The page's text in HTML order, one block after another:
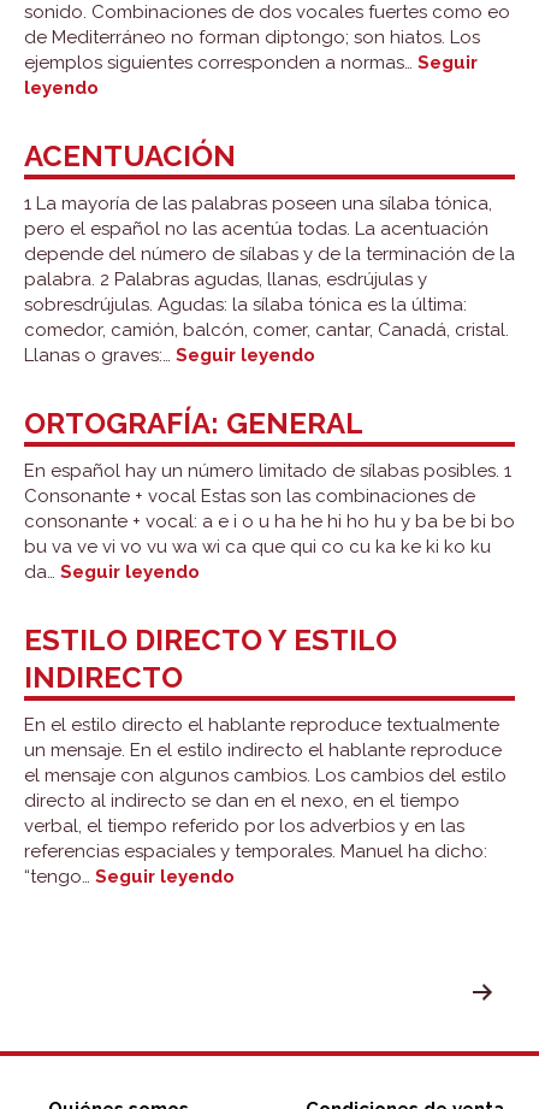
sonido. Combinaciones de dos vocales fuertes como eo
de Mediterráneo no forman diptongo; son hiatos. Los
ejemplos siguientes corresponden a normas… Seguir
leyendo
hiatos
ACENTUACIÓN
1 La mayoría de las palabras poseen una sílaba tónica,
pero el español no las acentúa todas. La acentuación
depende del número de sílabas y de la terminación de la
palabra. 2 Palabras agudas, llanas, esdrújulas y
sobresdrújulas. Agudas: la sílaba tónica es la última:
comedor, camión, balcón, comer, cantar, Canadá, cristal.
Llanas o graves:… Seguir leyendo
ORTOGRAFÍA: GENERAL
En español hay un número limitado de sílabas posibles. 1
Consonante + vocal Estas son las combinaciones de
consonante + vocal: a e i o u ha he hi ho hu y ba be bi bo
bu va ve vi vo vu wa wi ca que qui co cu ka ke ki ko ku
da… Seguir leyendo
ESTILO DIRECTO Y ESTILO
INDIRECTO
En el estilo directo el hablante reproduce textualmente
un mensaje. En el estilo indirecto el hablante reproduce
el mensaje con algunos cambios. Los cambios del estilo
directo al indirecto se dan en el nexo, en el tiempo
verbal, el tiempo referido por los adverbios y en las
referencias espaciales y temporales. Manuel ha dicho:
“tengo… Seguir leyendo